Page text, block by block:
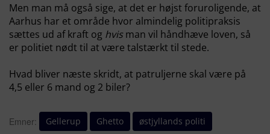
Men man må også sige, at det er højst foruroligende, at
Aarhus har et område hvor almindelig politipraksis
sættes ud af kraft og hvisman vil håndhæve loven, så
er politiet nødt til at være talstærkt til stede.
Hvad bliver næste skridt, at patruljerne skal være på
4,5 eller 6 mand og 2 biler?
Emner: Gellerup Ghetto østjyllands politi